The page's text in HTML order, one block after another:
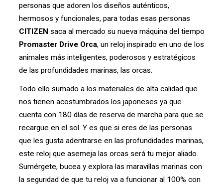
personas que adoren los diseños auténticos,
hermosos y funcionales, para todas esas personas
CITIZEN saca al mercado su nueva máquina del tiempo
Promaster Drive Orca, un reloj inspirado en uno de los
animales más inteligentes, poderosos y estratégicos
de las profundidades marinas, las orcas.
Todo ello sumado a los materiales de alta calidad que
nos tienen acostumbrados los japoneses ya que
cuenta con 180 días de reserva de marcha para que se
recargue en el sol. Y es que si eres de las personas
que les gusta adentrarse en las profundidades marinas,
este reloj que asemeja las orcas será tu mejor aliado.
Sumérgete, bucea y explora las maravillas marinas con
la seguridad de que tu reloj va a funcionar al 100% con